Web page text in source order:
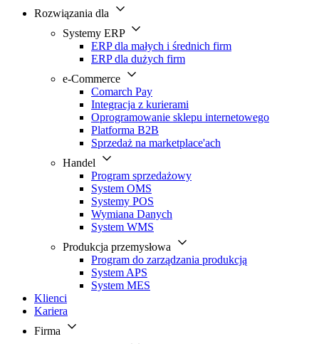
Rozwiązania dla
Systemy ERP
ERP dla małych i średnich firm
ERP dla dużych firm
e-Commerce
Comarch Pay
Integracja z kurierami
Oprogramowanie sklepu internetowego
Platforma B2B
Sprzedaż na marketplace'ach
Handel
Program sprzedażowy
System OMS
Systemy POS
Wymiana Danych
System WMS
Produkcja przemysłowa
Program do zarządzania produkcją
System APS
System MES
Klienci
Kariera
Firma